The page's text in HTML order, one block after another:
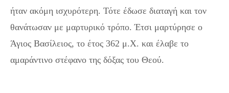
ήταν ακόμη ισχυρότερη. Τότε έδωσε διαταγή και τον
θανάτωσαν με μαρτυρικό τρόπο. Έτσι μαρτύρησε ο
Άγιος Βασίλειος, το έτος 362 μ.Χ. και έλαβε το
αμαράντινο στέφανο της δόξας του Θεού.